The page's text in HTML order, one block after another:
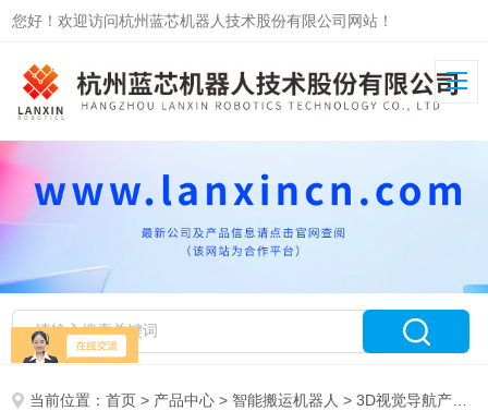
您好！欢迎访问杭州蓝芯机器人技术股份有限公司网站！
当前位置：首页 > 产品中心 > 智能搬运机器人 >3D视觉导航产品